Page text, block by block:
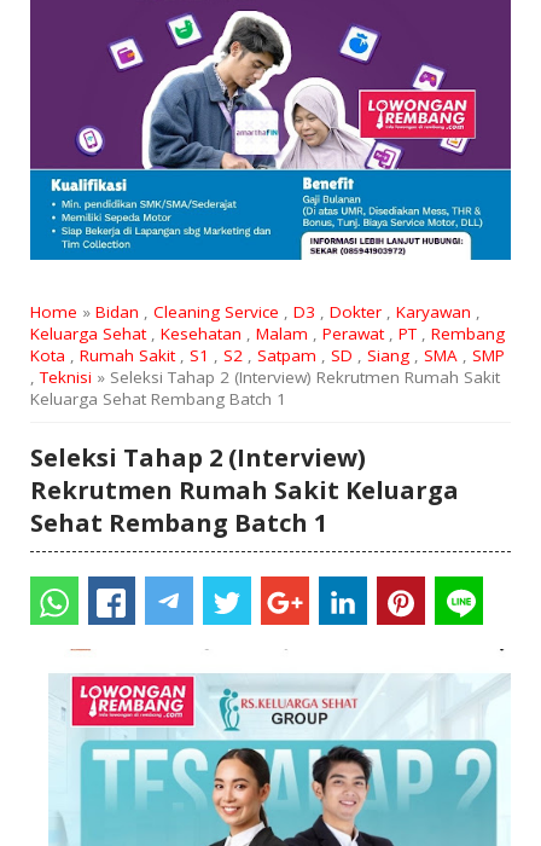
Home » Bidan , Cleaning Service , D3 , Dokter, Karyawan ,
Keluarga Sehat, Kesehatan , Malam , Perawat, PT, Rembang
Kota , Rumah Sakit, S1 , S2, Satpam , SD , Siang, SMA, SMP
,Teknisi » Seleksi Tahap 2 (Interview) Rekrutmen Rumah Sakit
Keluarga Sehat Rembang Batch 1
Seleksi Tahap 2 (Interview)
Rekrutmen Rumah Sakit Keluarga
Sehat Rembang Batch 1